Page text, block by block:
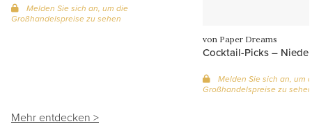
Melden Sie sich an, um die
Großhandelspreise zu sehen
von Paper Dreams
Cocktail-Picks –
Melden Sie sich an, um
Großhandelspreise zu sehen
Mehr entdecken >